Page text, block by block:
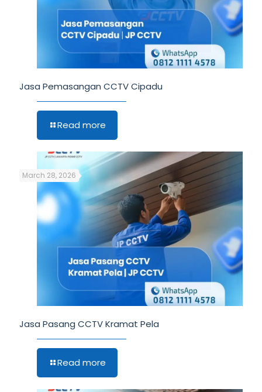
Jasa Pemasangan CCTV Cipadu
Read more
March 28, 2026
Jasa Pasang CCTV Kramat Pela
Read more